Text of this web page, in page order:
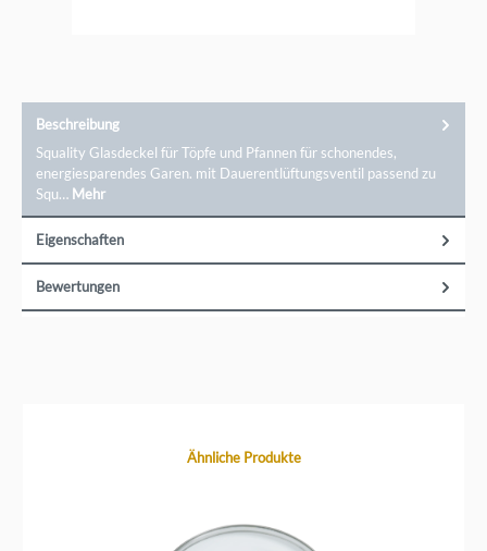
Beschreibung
Squality Glasdeckel für Töpfe und Pfannen für schonendes,
energiesparendes Garen. mit Dauerentlüftungsventil passend zu
Squ… Mehr
Eigenschaften
Bewertungen
Produktgalerie überspringenÄhnliche Produkte